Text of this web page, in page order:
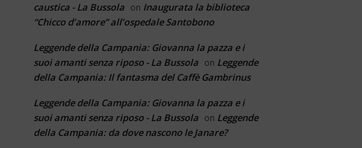
caustica - La Bussola on Inaugurata la biblioteca
“Chicco d’amore” all’ospedale Santobono
Leggende della Campania: Giovanna la pazza e i
suoi amanti senza riposo - La Bussola on Leggende
della Campania: Il fantasma del Caffè Gambrinus
Leggende della Campania: Giovanna la pazza e i
suoi amanti senza riposo - La Bussola on Leggende
della Campania: da dove nascono le Janare?